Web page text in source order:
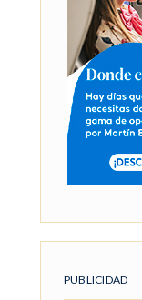
PUBLICIDAD